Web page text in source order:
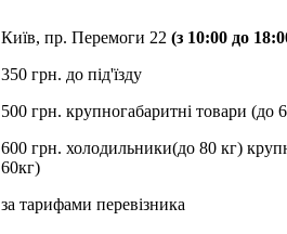
Київ, пр. Перемоги 22 (з 10:00 до
350 грн. до під'їзду
500 грн. крупногабаритні товари (до
600 грн. холодильники(до 80 кг)
60кг)
за тарифами перевізника